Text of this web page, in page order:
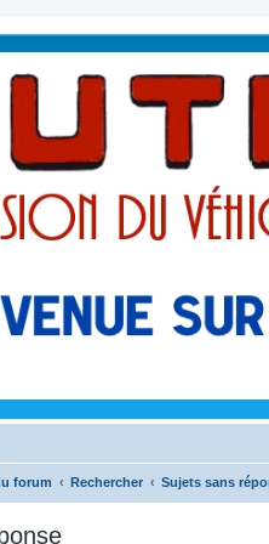
forum Rechercher Sujets sans